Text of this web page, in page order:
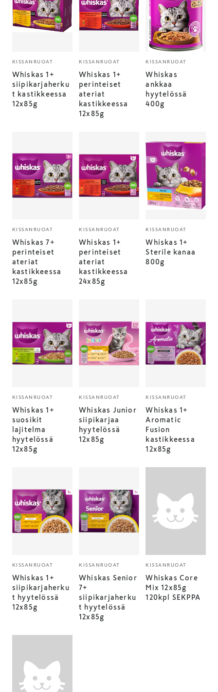
KISSANRUOAT
Whiskas 1+
siipikarjaherku
t kastikkeessa
12x85g
KISSANRUOAT
Whiskas 1+
perinteiset
ateriat
kastikkeessa
12x85g
KISSANRUOAT
Whiskas
ankkaa
hyytelössä
400g
KISSANRUOAT
Whiskas 7+
perinteiset
ateriat
kastikkeessa
12x85g
KISSANRUOAT
Whiskas 1+
perinteiset
ateriat
kastikkeessa
24x85g
KISSANRUOAT
Whiskas 1+
Sterile kanaa
800g
KISSANRUOAT
Whiskas 1+
suosikit
lajitelma
hyytelössä
12x85g
KISSANRUOAT
Whiskas Junior
siipikarjaa
hyytelössä
12x85g
KISSANRUOAT
Whiskas 1+
Aromatic
Fusion
kastikkeessa
12x85g
KISSANRUOAT
Whiskas 1+
siipikarjaherku
t hyytelössä
12x85g
KISSANRUOAT
Whiskas Senior
7+
siipikarjaherku
t hyytelössä
12x85g
KISSANRUOAT
Whiskas Core
Mix 12x85g
120kpl SEKPPA